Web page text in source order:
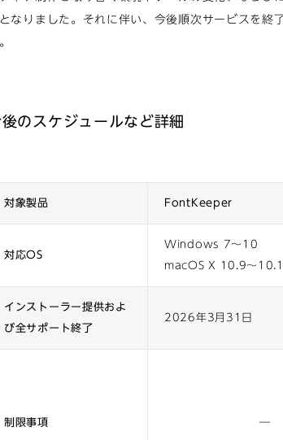
なりました。それに伴い、今後順次サービスを終
のスケジュールなど詳細
対象製品 FontKeeper
対応OS
Windows 7〜10
macOS X 10.9〜
インストーラー提供およ
び全サポート終了
2026年3月31日
制限事項 ―